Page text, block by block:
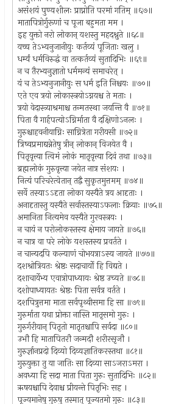
असंशयं पुण्यशीलः प्राप्नोति परमां गतिम् ॥६७॥
मातापित्रोर्गुरूणां च पूजा बहुमता मम ।
इह युक्तो नरो लोकान् यशस्तु महदश्नुते ॥६८॥
यच्च तेऽभ्यनुजानीयुः कर्तव्यं पूजिताः खलु ।
धर्म्यं धर्मविरुद्धं वा तत्कर्तव्यं सुतादिभिः ॥६९॥
न च तैरभ्यनुज्ञातो धर्ममन्यं समाचरेत् ।
यं च तेऽभ्यनुजानीयुः स धर्म इति निश्चयः ॥७०॥
एते एव त्रयो लोकास्त्रयोऽग्नयश्च ते मताः ।
त्रयो वेदास्त्र्याश्रमाश्च तन्मतस्था जयन्ति वै ॥७१॥
पिता वै गार्हपत्योऽग्निर्माता वै दक्षिणोऽनलः ।
गुरुश्चाहवनीयाग्निः साग्नित्रेता गरीयसी ॥७२॥
त्रिष्वप्रमाद्यन्नेतेषु त्रीन् लोकान् विजयेत वै ।
पितृवृत्त्या त्विमं लोकं मातृवृत्त्या दिवं तथा ॥७३॥
ब्रह्मलोकं गुरुवृत्त्या जयेत नात्र संशयः ।
नित्यं परिचरेत्वेतान् तद्वै सुकृतमुत्तमम् ॥७४॥
सर्वे तस्याऽऽदृता लोका यस्यैते त्रय आदृताः ।
अनादृतास्तु यस्यैते सर्वास्तस्याऽफलाः क्रियाः ॥७५॥
अमानिता नित्यमेव यस्यैते गुरवस्त्रयः ।
न चायं न परोलोकस्तस्य क्षेमाय जायते ॥७६॥
न चात्र वा परे लोके यशस्तस्य प्रवर्तते ।
न चान्यदपि कल्याणं चोभयत्राऽस्य जायते ॥७७॥
दशश्रोत्रियतः श्रेष्ठः सदाचार्यो हि विद्यते ।
दशाचार्येभ्य एवात्रोपाध्यायः श्रेष्ठ उच्यते ॥७८॥
दशोपाध्यायतः श्रेष्ठः पिता सर्वत्र वर्तते ।
दशपित्रुत्तमा माता सर्वपृथ्वीसमा हि सा ॥७९॥
गुरुर्माता यथा प्रोक्ता नास्ति मातृसमो गुरुः ।
गुरुर्गरीयान् पितृतो मातृतश्चापि सर्वदा ॥८०॥
उभौ हि मातापितरौ जन्मदौ शरीरसृजौ ।
गुरुर्ज्ञानप्रदो दिव्यो दिव्यज्ञातिकरस्तथा ॥८१॥
गुरुयुक्ता तु या जातिः सा दिव्या साऽजराऽमरा ।
अवध्या हि सदा माता पिता गुरुः सुतादिभिः ॥८२॥
ऋषयश्चापि देवाश्च प्रीयन्ते पितृभिः सह ।
पूज्यमानेषु गुरुषु तस्मात् पूज्यतमो गुरुः ॥८३॥